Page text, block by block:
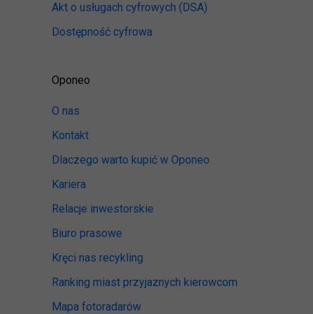
Akt o usługach cyfrowych (DSA)
Dostępność cyfrowa
Oponeo
O nas
Kontakt
Dlaczego warto kupić w Oponeo
Kariera
Relacje inwestorskie
Biuro prasowe
Kręci nas recykling
Ranking miast przyjaznych kierowcom
Mapa fotoradarów